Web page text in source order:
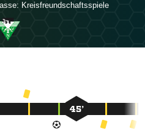
Kreisfreundschaftsspiele
45’